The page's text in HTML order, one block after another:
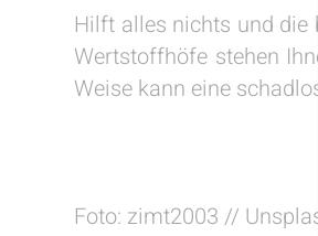
Hilft alles nichts und die
Wertstoffhöfe stehen
Weise kann eine
Foto: zimt2003 //